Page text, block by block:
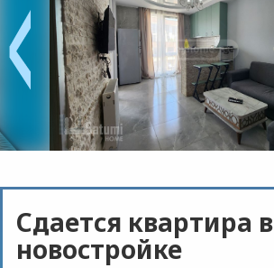
Сдается квартира в
новостройке